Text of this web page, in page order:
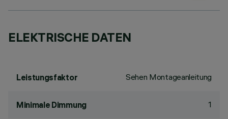
ELEKTRISCHE DATEN
Leistungsfaktor Sehen Montageanleitung
Minimale Dimmung 1